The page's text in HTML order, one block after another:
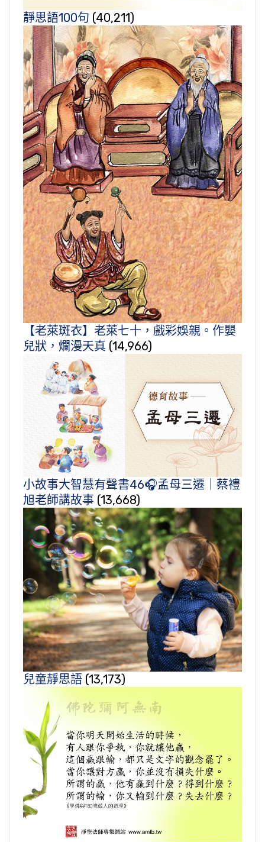
靜思語100句 (40,211)
【老萊斑衣】老萊七十，戲彩娛親。作嬰
兒狀，爛漫天真 (14,966)
小故事大智慧有聲書46🎧孟母三遷｜蔡禮
旭老師講故事 (13,668)
兒童靜思語 (13,173)